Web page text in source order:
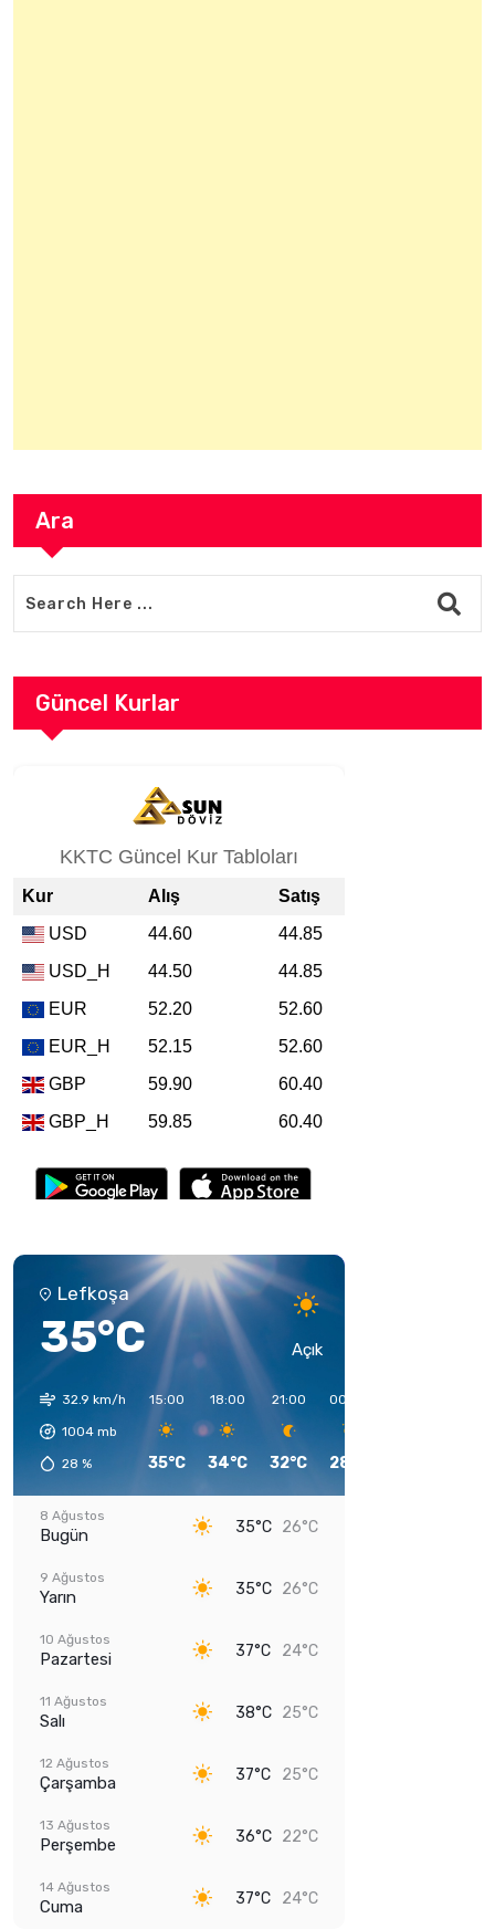
Ara
Güncel Kurlar
Lefkoşa
35°C Açık
32.9 km/h
1004 mb
28 %
15:00
35°C
18:00
34°C
21:00
32°C
00:00
28°C
8 Ağustos
Bugün 35°C 26°C
9 Ağustos
Yarın 35°C 26°C
10 Ağustos
Pazartesi 37°C 24°C
11 Ağustos
Salı 38°C 25°C
12 Ağustos
Çarşamba 37°C 25°C
13 Ağustos
Perşembe 36°C 22°C
14 Ağustos
Cuma 37°C 24°C